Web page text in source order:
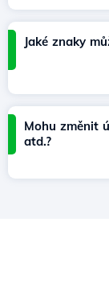
Jaké znaky
Mohu změnit
atd.?